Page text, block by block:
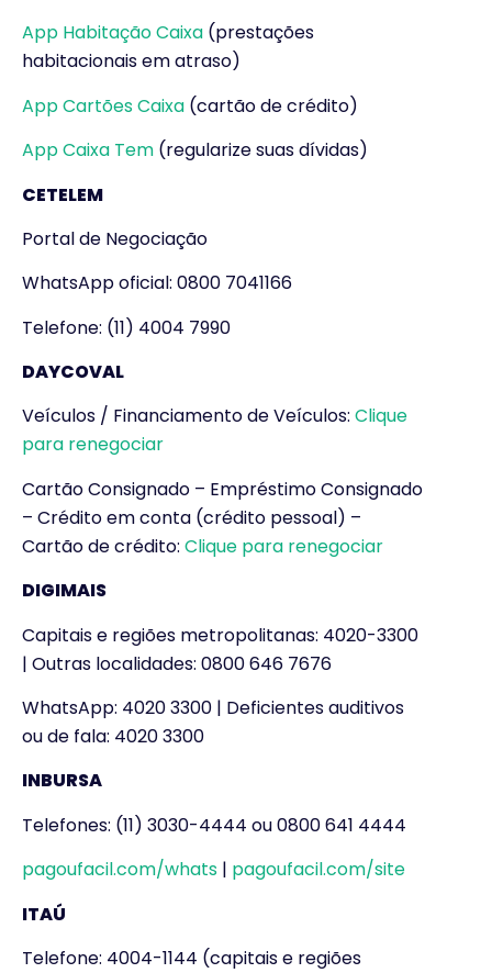
App Habitação Caixa (prestações
habitacionais em atraso)
App Cartões Caixa (cartão de crédito)
App Caixa Tem (regularize suas dívidas)
CETELEM
Portal de Negociação
WhatsApp oficial: 0800 7041166
Telefone: (11) 4004 7990
DAYCOVAL
Veículos / Financiamento de Veículos: Clique
para renegociar
Cartão Consignado – Empréstimo Consignado
– Crédito em conta (crédito pessoal) –
Cartão de crédito: Clique para renegociar
DIGIMAIS
Capitais e regiões metropolitanas: 4020-3300
| Outras localidades: 0800 646 7676
WhatsApp: 4020 3300 | Deficientes auditivos
ou de fala: 4020 3300
INBURSA
Telefones: (11) 3030-4444 ou 0800 641 4444
pagoufacil.com/whats | pagoufacil.com/site
ITAÚ
Telefone: 4004-1144 (capitais e regiões